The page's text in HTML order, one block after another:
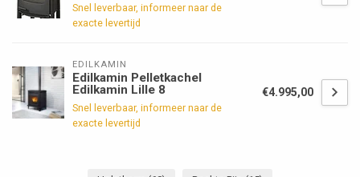
Snel leverbaar, informeer naar de
exacte levertijd
EDILKAMIN
Edilkamin Pelletkachel
Edilkamin Lille 8
Snel leverbaar, informeer naar de
exacte levertijd
€4.995,00